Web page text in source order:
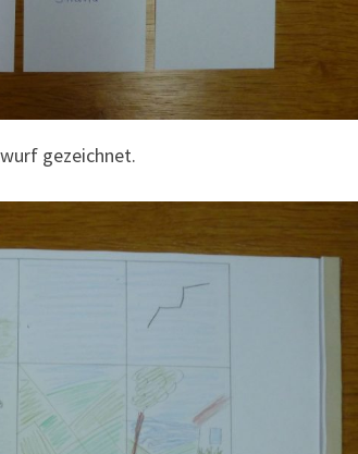
gezeichnet.